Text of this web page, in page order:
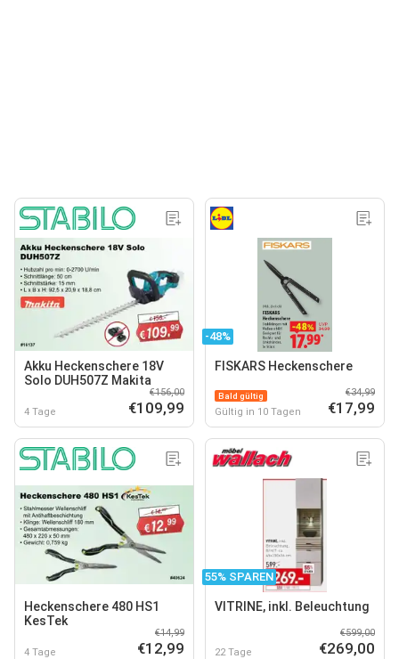
Akku Heckenschere 18V
Solo DUH507Z Makita
4 Tage
€156,00
€109,99
-48%
FISKARS Heckenschere
Bald gültig
Gültig in 10 Tagen
€34,99
€17,99
Heckenschere 480 HS1
KesTek
4 Tage
€14,99
€12,99
55% SPAREN
VITRINE, inkl. Beleuchtung
22 Tage
€599,00
€269,00